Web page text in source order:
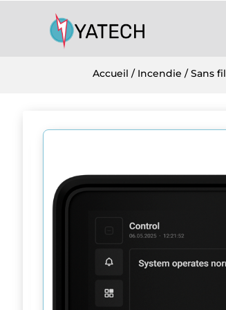
Accueil / Incendie /Sans fil